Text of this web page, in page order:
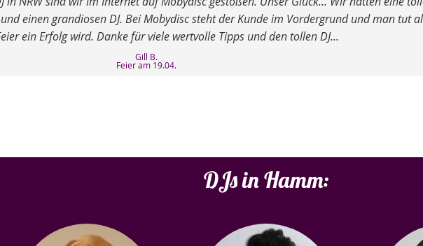
einen grandiosen DJ. Bei Mobydisc steht der Kunde im Vordergrund und man tut
ein Erfolg wird. Danke für viele wertvolle Tipps und den tollen DJ...
Gill B.
Feier am 19.04.
DJs in Hamm: